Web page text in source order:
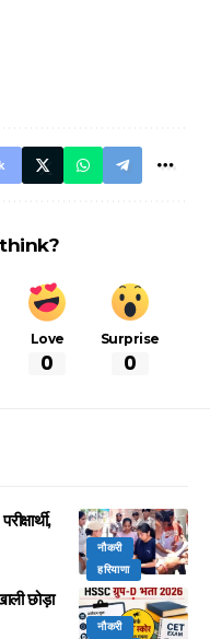
Love
0
Surprise
0
नौकरी
हरियाणा
नौकरी
छोड़ा